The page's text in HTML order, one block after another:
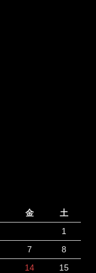
金
土
1
7
8
14
15